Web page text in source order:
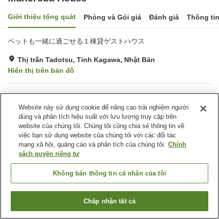
Giới thiệu tổng quát Phòng và Gói giá Đánh giá Thông
ペットも一緒に過ごせる１棟貸ゲストハウス
Thị trấn Tadotsu, Tỉnh Kagawa, Nhật Bản
Hiển thị trên bản đồ
Bãi đỗ xe
Trang chủ Nhật Bản Tỉnh Kagawa
Thị trấn Tadotsu
Mahoroba House
Tìm phòng trống
Website này sử dụng cookie để nâng cao trải nghiệm người
dùng và phân tích hiệu suất với lưu lượng truy cập trên
website của chúng tôi. Chúng tôi cũng chia sẻ thông tin về
việc bạn sử dụng website của chúng tôi với các đối tác
mạng xã hội, quảng cáo và phân tích của chúng tôi. Chính
sách quyền riêng tư
Không bán thông tin cá nhân của tôi
Chấp nhận tất cả